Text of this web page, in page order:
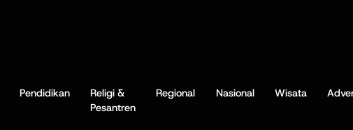
Pendidikan
Religi &
Pesantren
Regional Nasional Wisata